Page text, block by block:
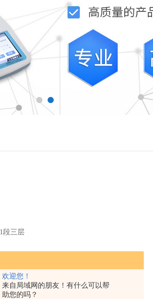
欢迎您！
来自局域网的朋友！有什么可以帮
助您的吗？
段三层
世纪国际商务总部B座5楼